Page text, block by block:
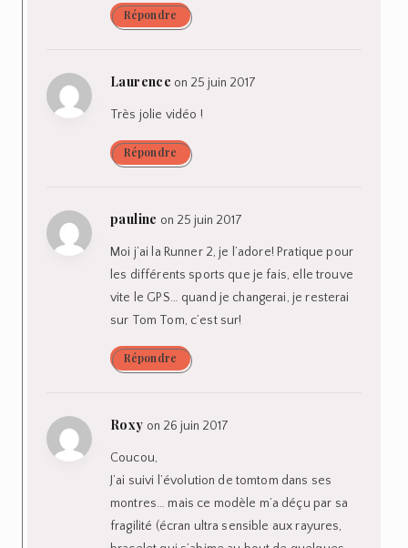
Répondre
Laurence on 25 juin 2017
Très jolie vidéo !
Répondre
pauline on 25 juin 2017
Moi j’ai la Runner 2, je l’adore! Pratique pour
les différents sports que je fais, elle trouve
vite le GPS… quand je changerai, je resterai
sur Tom Tom, c’est sur!
Répondre
Roxy on 26 juin 2017
Coucou,
J’ai suivi l’évolution de tomtom dans ses
montres… mais ce modèle m’a déçu par sa
fragilité (écran ultra sensible aux rayures,